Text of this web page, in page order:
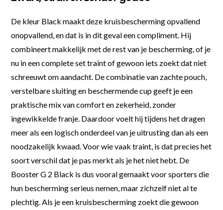
De kleur Black maakt deze kruisbescherming opvallend
onopvallend, en dat is in dit geval een compliment. Hij
combineert makkelijk met de rest van je bescherming, of je
nu in een complete set traint of gewoon iets zoekt dat niet
schreeuwt om aandacht. De combinatie van zachte pouch,
verstelbare sluiting en beschermende cup geeft je een
praktische mix van comfort en zekerheid, zonder
ingewikkelde franje. Daardoor voelt hij tijdens het dragen
meer als een logisch onderdeel van je uitrusting dan als een
noodzakelijk kwaad. Voor wie vaak traint, is dat precies het
soort verschil dat je pas merkt als je het niet hebt. De
Booster G 2 Black is dus vooral gemaakt voor sporters die
hun bescherming serieus nemen, maar zichzelf niet al te
plechtig. Als je een kruisbescherming zoekt die gewoon